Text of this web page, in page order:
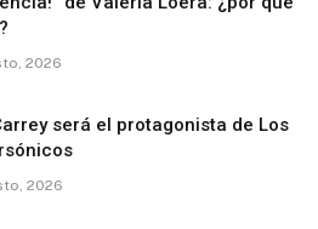
2026
será el protagonista de Los
2026